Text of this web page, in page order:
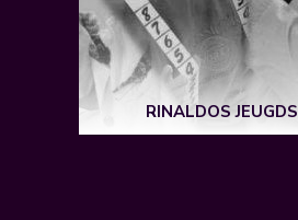
RINALDOS